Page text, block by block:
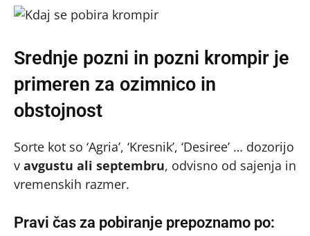
Srednje pozni in pozni krompir je
primeren za ozimnico in
obstojnost
Sorte kot so ‘Agria’, ‘Kresnik’, ‘Desiree’ … dozorijo
v avgustu ali septembru, odvisno od sajenja in
vremenskih razmer.
Pravi čas za pobiranje prepoznamo po: